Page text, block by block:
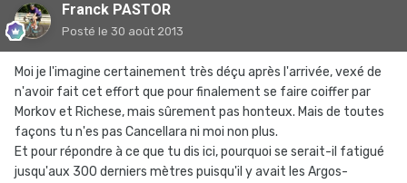
Franck PASTOR
Posté le 30 août 2013
Moi je l'imagine certainement très déçu après l'arrivée, vexé de
n'avoir fait cet effort que pour finalement se faire coiffer par
Morkov et Richese, mais sûrement pas honteux. Mais de toutes
façons tu n'es pas Cancellara ni moi non plus.
Et pour répondre à ce que tu dis ici, pourquoi se serait-il fatigué
jusqu'aux 300 derniers mètres puisqu'il y avait les Argos-